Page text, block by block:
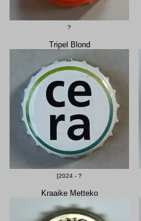
?
Tripel Blond
[2024 - ?
Kraaike Metteko